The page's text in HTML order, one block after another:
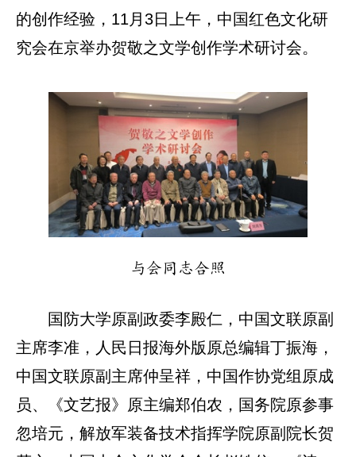
的创作经验，11月3日上午，中国红色文化研
究会在京举办贺敬之文学创作学术研讨会。
与会同志合照
国防大学原副政委李殿仁，中国文联原副
主席李准，人民日报海外版原总编辑丁振海，
中国文联原副主席仲呈祥，中国作协党组原成
员、《文艺报》原主编郑伯农，国务院原参事
忽培元，解放军装备技术指挥学院原副院长贺